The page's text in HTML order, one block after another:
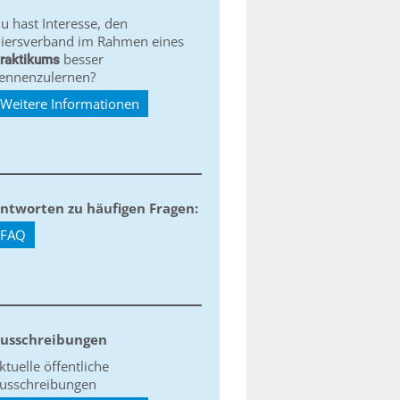
hast Interesse, den
im Rahmen eines
besser
Weitere Informationen
zu häufigen Fragen:
FAQ
öffentliche